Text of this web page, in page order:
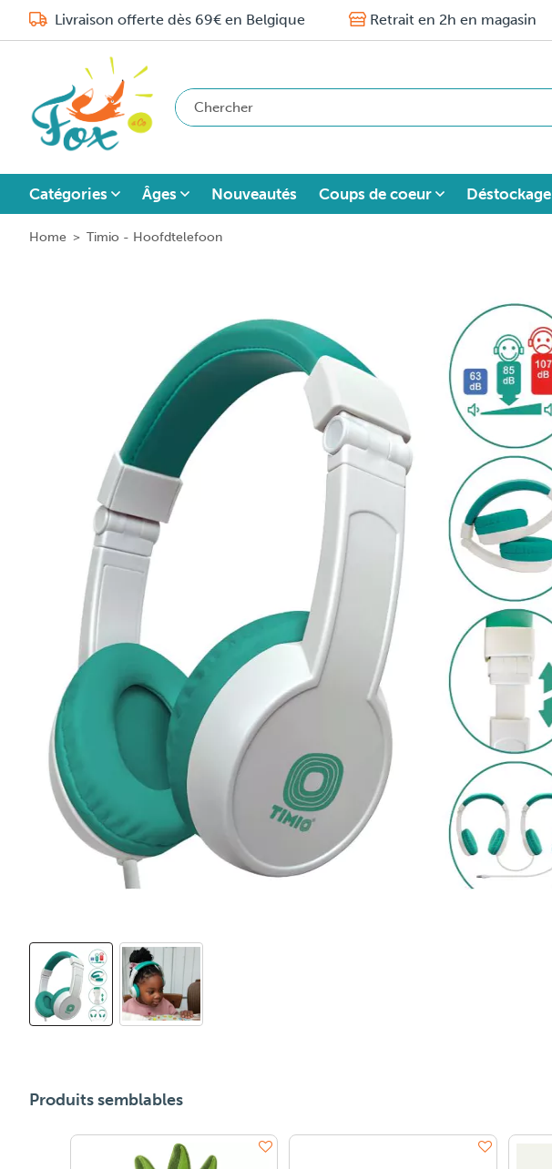
Livraison offerte dès 69€ en Belgique Retrait en 2h en magasin
Catégories Âges Nouveautés Coups de coeur Déstockage
Home > Timio - Hoofdtelefoon
Produits semblables